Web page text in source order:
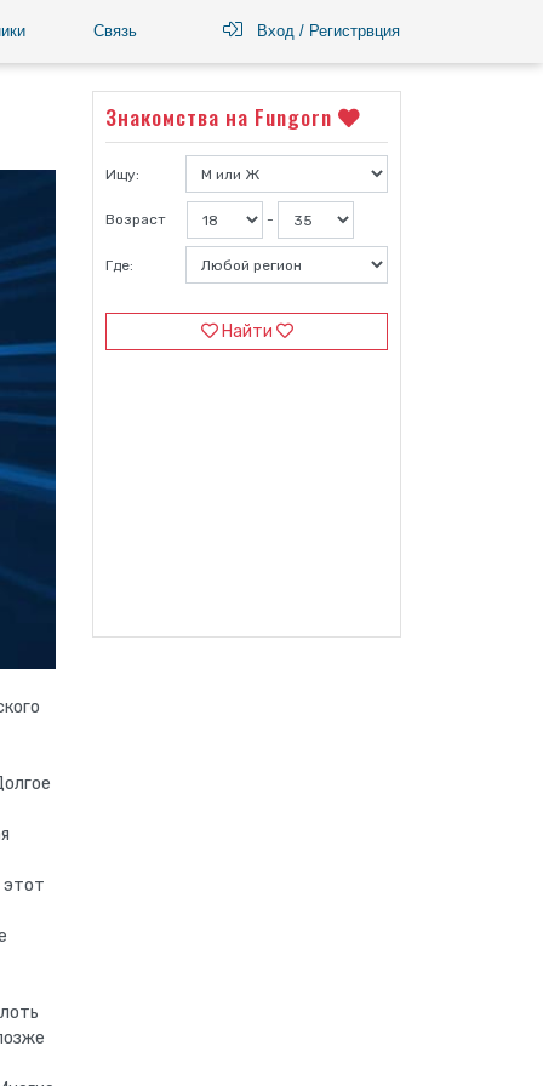
Связь Вход / Регистрвция
этот
Знакомства на Fungorn
Ищу:
Возраст -
Где:
Найти